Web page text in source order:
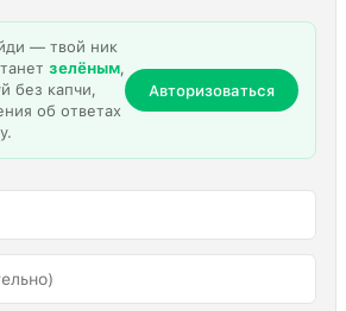
— твой ник
зелёным,
без капчи,
об ответах
Авторизоваться